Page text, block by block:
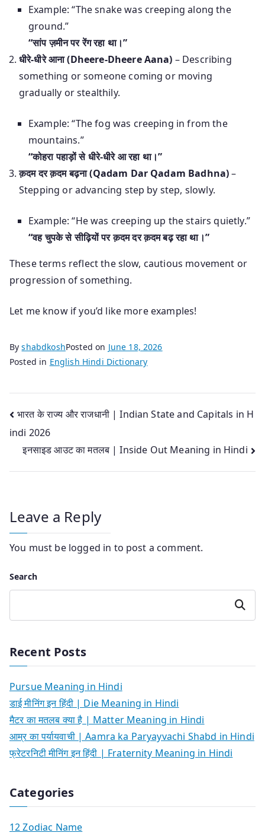
Example: “The snake was creeping along the
ground.”
“सांप ज़मीन पर रेंग रहा था।”
धीरे-धीरे आना (Dheere-Dheere Aana) – Describing
something or someone coming or moving
gradually or stealthily.
Example: “The fog was creeping in from the
mountains.”
“कोहरा पहाड़ों से धीरे-धीरे आ रहा था।”
क़दम दर क़दम बढ़ना (Qadam Dar Qadam Badhna)–
Stepping or advancing step by step, slowly.
Example: “He was creeping up the stairs quietly.”
“वह चुपके से सीढ़ियों पर क़दम दर क़दम बढ़ रहा था।”
These terms reflect the slow, cautious movement or
progression of something.
Let me know if you’d like more examples!
ByshabdkoshPosted on June 18, 2026
Posted in English Hindi Dictionary
Post
navigation
भारत के राज्य और राजधानी | Indian State and Capitals in H
indi 2026
इनसाइड आउट का मतलब | Inside Out Meaning in Hindi
Leave a Reply
You must be logged in to post a comment.
Search
Search
Recent Posts
Pursue Meaning in Hindi
डाई मीनिंग इन हिंदी | Die Meaning in Hindi
मैटर का मतलब क्या है | Matter Meaning in Hindi
आम्र का पर्यायवाची | Aamra ka Paryayvachi Shabd in Hindi
फ्रेटरनिटी मीनिंग इन हिंदी | Fraternity Meaning in Hindi
Categories
12 Zodiac Name